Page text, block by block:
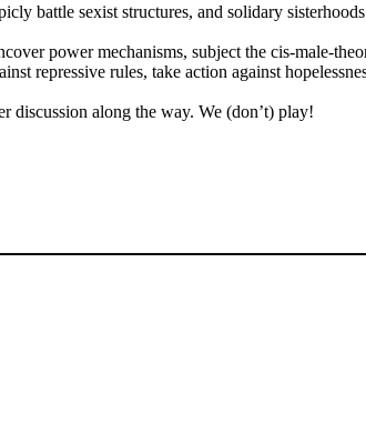
battle sexist structures, and solidary sisterhoods
power mechanisms, subject the cis-male-
repressive rules, take action against
discussion along the way. We (don’t) play!